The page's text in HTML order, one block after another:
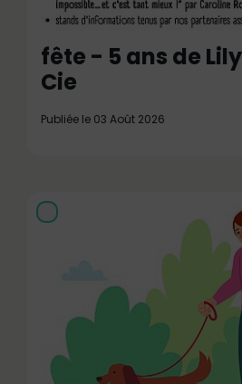
fête - 5 ans de
Cie
Publiée le 03 Août 2026